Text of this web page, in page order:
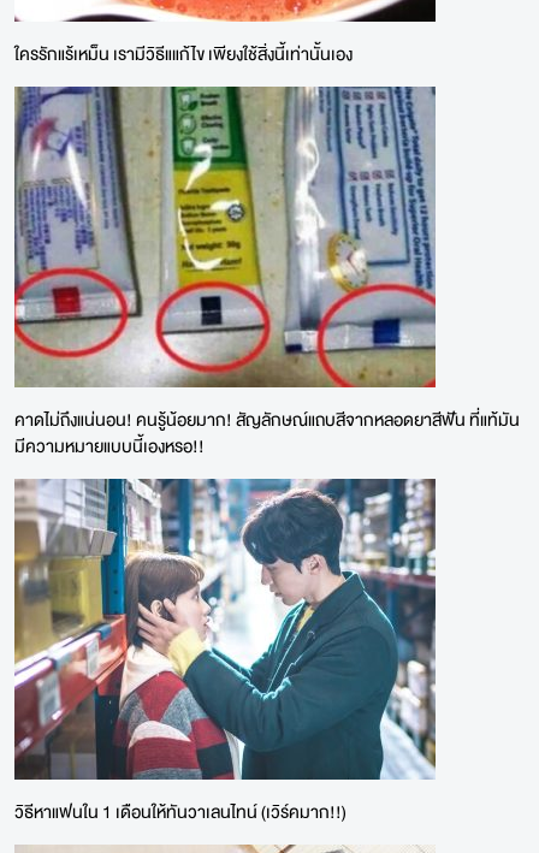
ใครรักแร้เหม็น เรามีวิธีแแก้ไข เพียงใช้สิ่งนี้เท่านั้นเอง
คาดไม่ถึงแน่นอน! คนรู้น้อยมาก! สัญลักษณ์แถบสีจากหลอดยาสีฟัน ที่แท้มัน
มีความหมายแบบนี้เองหรอ!!
วิธีหาแฟนใน 1 เดือนให้ทันวาเลนไทน์ (เวิร์คมาก!!)